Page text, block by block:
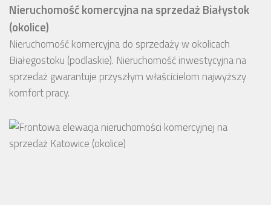
Nieruchomość komercyjna na sprzedaż Białystok
(okolice)
Nieruchomość komercyjna do sprzedaży w okolicach
Białegostoku (podlaskie). Nieruchomość inwestycyjna na
sprzedaż gwarantuje przyszłym właścicielom najwyższy
komfort pracy.